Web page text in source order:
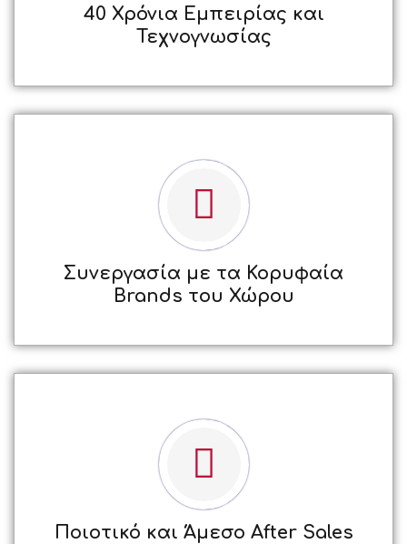
40 Χρόνια Εμπειρίας και
Τεχνογνωσίας
Συνεργασία με τα Κορυφαία
Brands του Χώρου
Ποιοτικό και Άμεσο After Sales